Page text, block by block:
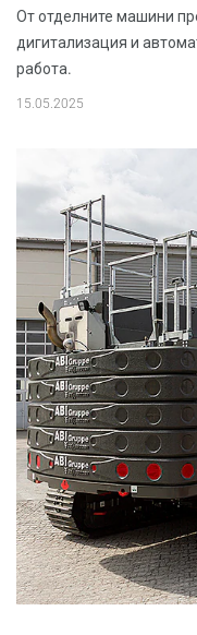
От отделните машини
дигитализация и
работа.
15.05.2025